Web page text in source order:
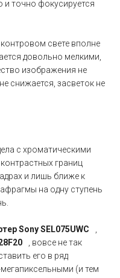
точно фокусируется
свете вполне
довольно мелкими,
изображения не
снижается, засветок не
с хроматическими
границ
и лишь ближе к
на одну ступень
Sony SEL075UWC
, вовсе не так
его в ряд
(и тем